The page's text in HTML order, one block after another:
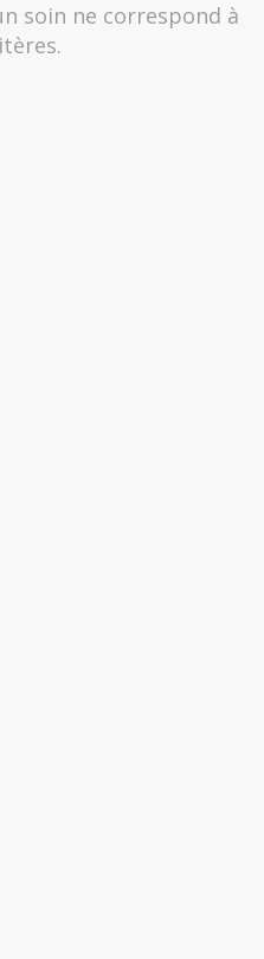
soin ne correspond à